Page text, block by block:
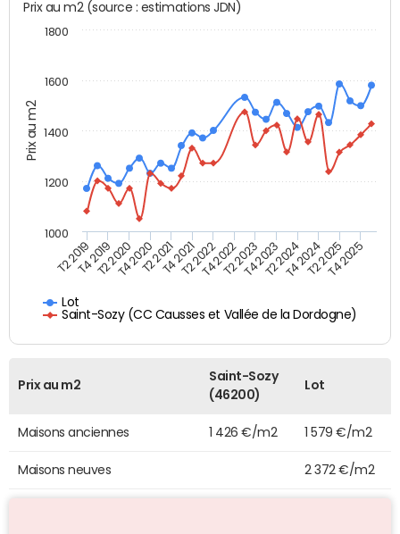
Prix au m2
Prix au m2 (source : estimations JDN)
Lot
Saint-Sozy (CC Causses et Vallée de la Dordogne)
T2 2019T4 2019T2 2020T4 2020T2 2021T4 2021T2 2022T4 2022T2 2023T4 2023T2 2024T4 2024T2 2025T4 2025
1000
1200
1400
1600
1800
Prix au m2
Saint-Sozy
(46200)
Lot
Maisons anciennes 1 426 €/m2 1 579 €/m2
Maisons neuves 2 372 €/m2